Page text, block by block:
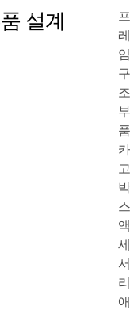
설계
프
레
구
조
부
카
고
박
스
액
세
서
애